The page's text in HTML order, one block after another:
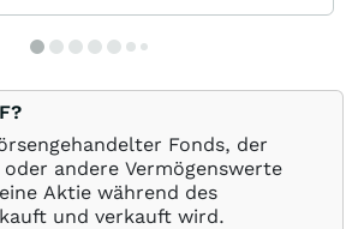
Fonds, der
andere Vermögenswerte
Aktie während des
und verkauft wird.